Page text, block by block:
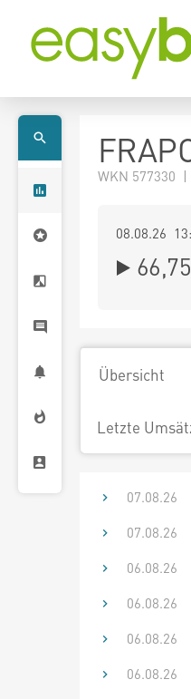
WKN 577330
08.08.26
Übersicht
Letzte
07.08.26
07.08.26
06.08.26
06.08.26
06.08.26
06.08.26